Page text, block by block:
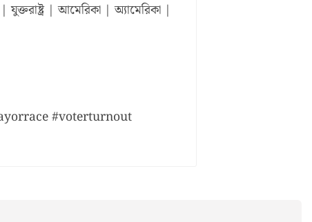
| আমেরিকা | অ্যামেরিকা |
#voterturnout